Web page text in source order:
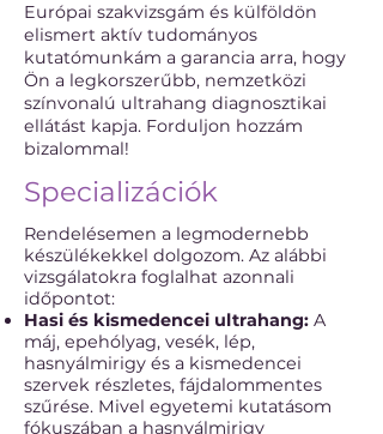
Európai szakvizsgám és külföldön
elismert aktív tudományos
kutatómunkám a garancia arra, hogy
Ön a legkorszerűbb, nemzetközi
színvonalú ultrahang diagnosztikai
ellátást kapja. Forduljon hozzám
bizalommal!
Specializációk
Rendelésemen a legmodernebb
készülékekkel dolgozom. Az alábbi
vizsgálatokra foglalhat azonnali
időpontot:
Hasi és kismedencei ultrahang: A
máj, epehólyag, vesék, lép,
hasnyálmirigy és a kismedencei
szervek részletes, fájdalommentes
szűrése. Mivel egyetemi kutatásom
fókuszában a hasnyálmirigy